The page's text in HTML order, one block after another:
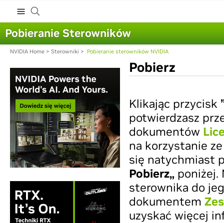
Pobieranie Sterowników
NVIDIA Home > Sterowniki > Pobieranie sterowników NVIDIA
Pobierz
Klikając przycisk
potwierdzasz
dokumentów
na korzystanie
się natychmiast
Pobierz„ poniżej.
sterownika do
dokumentem
uzyskać więcej